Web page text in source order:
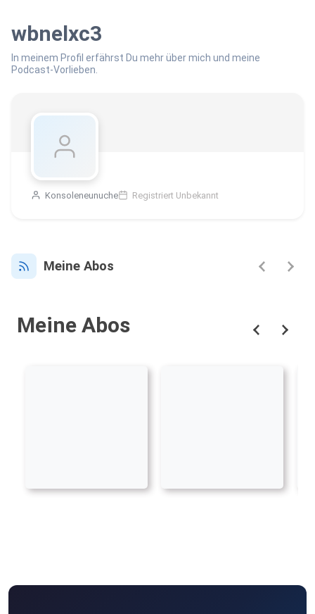
wbnelxc3
In meinem Profil erfährst Du mehr über mich und meine
Podcast-Vorlieben.
Konsoleneunuche Registriert Unbekannt
Meine Abos
Meine Abos